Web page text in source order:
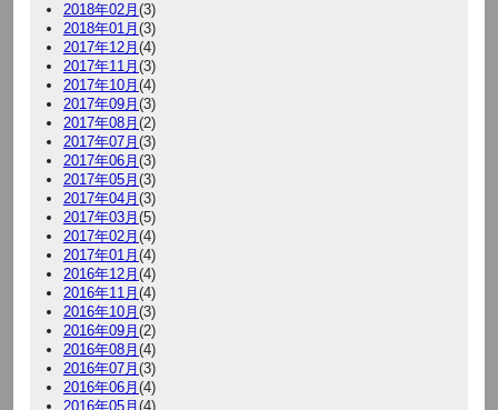
2018年02月 (3)
2018年01月 (3)
2017年12月 (4)
2017年11月 (3)
2017年10月 (4)
2017年09月 (3)
2017年08月 (2)
2017年07月 (3)
2017年06月 (3)
2017年05月 (3)
2017年04月 (3)
2017年03月 (5)
2017年02月 (4)
2017年01月 (4)
2016年12月 (4)
2016年11月 (4)
2016年10月 (3)
2016年09月 (2)
2016年08月 (4)
2016年07月 (3)
2016年06月 (4)
2016年05月 (4)